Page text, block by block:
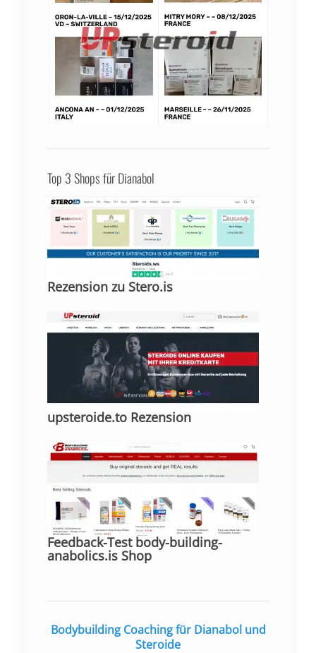
Top 3 Shops für Dianabol
Rezension zu Stero.is
upsteroide.to Rezension
Feedback-Test body-building-
anabolics.is Shop
Bodybuilding Coaching für Dianabol und
Steroide